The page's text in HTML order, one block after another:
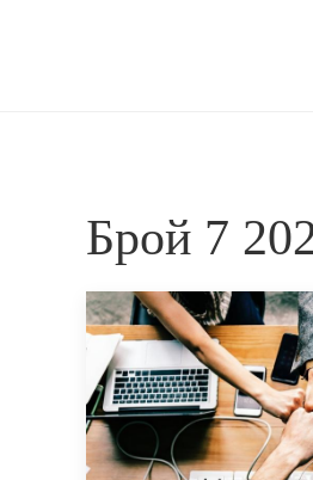
Брой 7